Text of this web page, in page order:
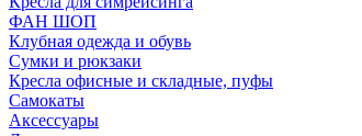
ФАН ШОП
Клубная одежда и обувь
Сумки и рюкзаки
Кресла офисные и складные, пуфы
Самокаты
Аксессуары